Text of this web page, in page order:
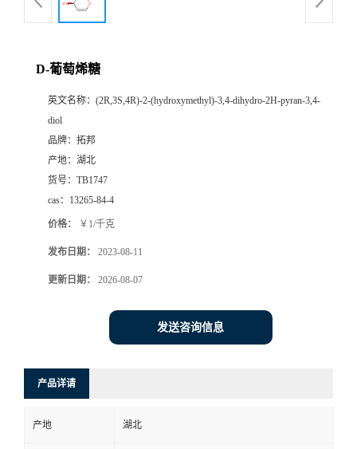
D-葡萄烯糖
英文名称： (2R,3S,4R)-2-(hydroxymethyl)-3,4-dihydro-2H-pyran-3,4-
diol
品牌： 拓邦
产地： 湖北
货号： TB1747
cas： 13265-84-4
价格： ￥1/千克
发布日期： 2023-08-11
更新日期： 2026-08-07
发送咨询信息
产品详请
产地 湖北